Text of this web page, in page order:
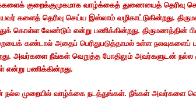
குறைக்குமுகமாக வாழ்க்கைத் துணையைத் தெரிவு
களைத் தெரிவு செய்ய இஸ்லாம் வழிகாட்டுகின்றது.
கொள்ள வேண்டும் என்று பணிக்கின்றது. திருமணத்தின்
கண்டால் அதைப் பெரிதுபடுத்தாமல் உள்ள நலவுகளைப்
அவர்களை நீங்கள் வெறுத்த போதிலும் அவர்களுடன் நல்ல
பணிக்கின்றது.
முறையில் வாழ்க்கை நடத்துங்கள். நீங்கள் அவர்களை